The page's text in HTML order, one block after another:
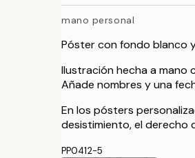
mano personal
Póster con fondo blanco
Ilustración hecha a mano
Añade nombres y una
En los pósters
desistimiento, el derecho
PP0412-5